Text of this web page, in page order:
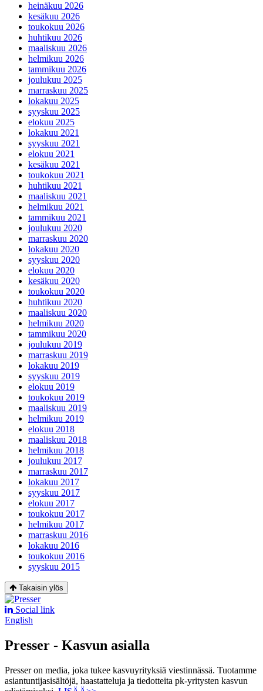
heinäkuu 2026
kesäkuu 2026
toukokuu 2026
huhtikuu 2026
maaliskuu 2026
helmikuu 2026
tammikuu 2026
joulukuu 2025
marraskuu 2025
lokakuu 2025
syyskuu 2025
elokuu 2025
lokakuu 2021
syyskuu 2021
elokuu 2021
kesäkuu 2021
toukokuu 2021
huhtikuu 2021
maaliskuu 2021
helmikuu 2021
tammikuu 2021
joulukuu 2020
marraskuu 2020
lokakuu 2020
syyskuu 2020
elokuu 2020
kesäkuu 2020
toukokuu 2020
huhtikuu 2020
maaliskuu 2020
helmikuu 2020
tammikuu 2020
joulukuu 2019
marraskuu 2019
lokakuu 2019
syyskuu 2019
elokuu 2019
toukokuu 2019
maaliskuu 2019
helmikuu 2019
elokuu 2018
maaliskuu 2018
helmikuu 2018
joulukuu 2017
marraskuu 2017
lokakuu 2017
syyskuu 2017
elokuu 2017
toukokuu 2017
helmikuu 2017
marraskuu 2016
lokakuu 2016
toukokuu 2016
syyskuu 2015
Takaisin ylös
Social link
English
Presser - Kasvun asialla
Presser on media, joka tukee kasvuyrityksiä viestinnässä. Tuotamme
asiantuntijasisältöjä, haastatteluja ja tiedotteita pk-yritysten kasvun